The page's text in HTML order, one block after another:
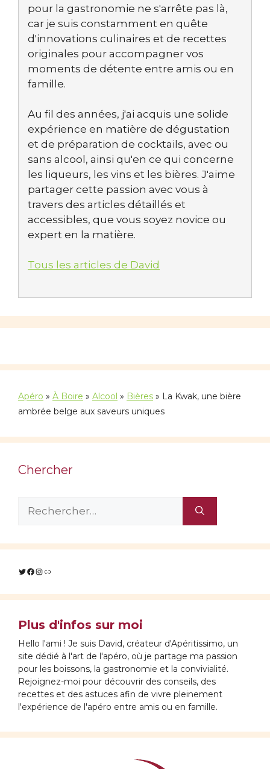
pour la gastronomie ne s'arrête pas là,
car je suis constamment en quête
d'innovations culinaires et de recettes
originales pour accompagner vos
moments de détente entre amis ou en
famille.
Au fil des années, j'ai acquis une solide
expérience en matière de dégustation
et de préparation de cocktails, avec ou
sans alcool, ainsi qu'en ce qui concerne
les liqueurs, les vins et les bières. J'aime
partager cette passion avec vous à
travers des articles détaillés et
accessibles, que vous soyez novice ou
expert en la matière.
Tous les articles de David
Apéro » À Boire » Alcool » Bières » La Kwak, une bière
ambrée belge aux saveurs uniques
Chercher
Twitter
Facebook
Instagram
Lien
Plus d'infos sur moi
Hello l'ami ! Je suis David, créateur d'Apéritissimo, un
site dédié à l'art de l'apéro, où je partage ma passion
pour les boissons, la gastronomie et la convivialité.
Rejoignez-moi pour découvrir des conseils, des
recettes et des astuces afin de vivre pleinement
l'expérience de l'apéro entre amis ou en famille.